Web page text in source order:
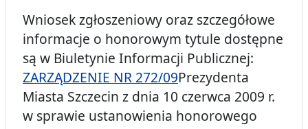
Wniosek zgłoszeniowy oraz szczegółowe
informacje o honorowym tytule dostępne
są w Biuletynie Informacji Publicznej:
ZARZĄDZENIE NR 272/09Prezydenta
Miasta Szczecin z dnia 10 czerwca 2009 r.
w sprawie ustanowienia honorowego